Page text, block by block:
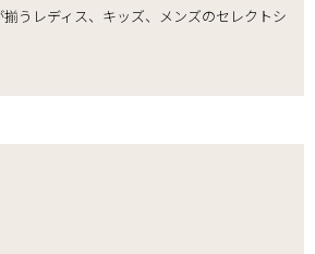
うレディス、キッズ、メンズのセレクトシ